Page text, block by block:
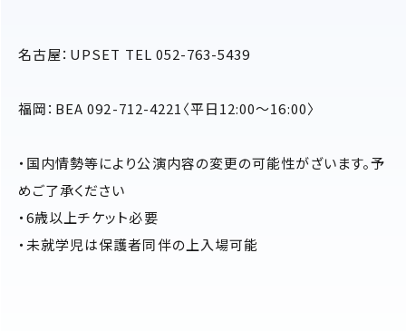
名古屋：UPSET TEL 052-763-5439
福岡：BEA 092-712-4221〈平日12:00〜16:00〉
・国内情勢等により公演内容の変更の可能性がざいます。予
めご了承ください
・6歳以上チケット必要
・未就学児は保護者同伴の上入場可能